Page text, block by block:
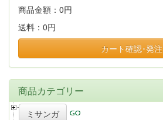
商品金額： 0円
送料： 0円
カート確認･発注
商品カテゴリー
ミサンガ